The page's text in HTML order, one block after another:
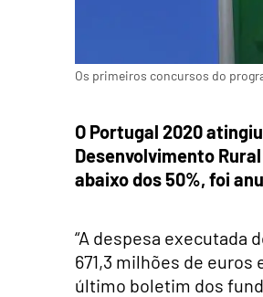
Os primeiros concursos do
O Portugal 2020
Desenvolvimento
abaixo dos 50%, foi
“A despesa executada
671,3 milhões de euros
último boletim dos